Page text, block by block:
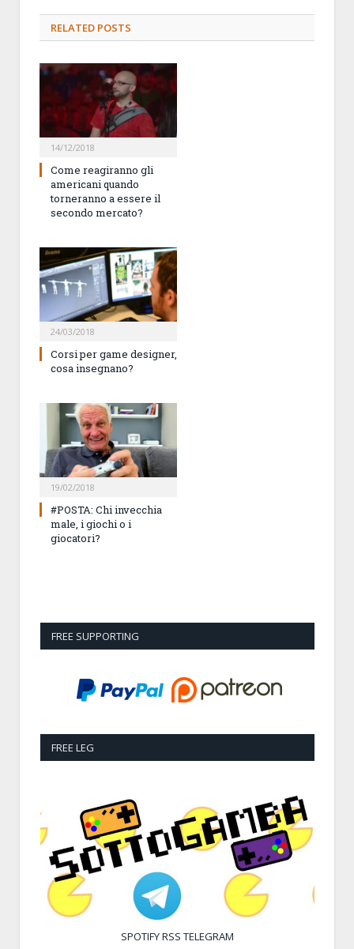
RELATED POSTS
14/12/2018
Come reagiranno gli
americani quando
torneranno a essere il
secondo mercato?
24/03/2018
Corsi per game designer,
cosa insegnano?
19/02/2018
#POSTA: Chi invecchia
male, i giochi o i
giocatori?
FREE SUPPORTING
FREE LEG
SPOTIFYRSS TELEGRAM